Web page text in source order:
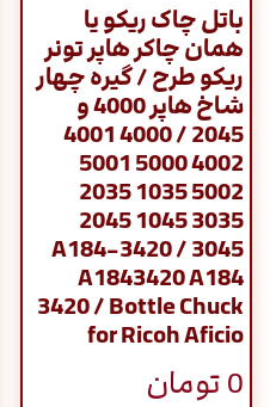
باتل چاک ریکو یا
همان چاکر هاپر تونر
ریکو طرح / گیره چهار
شاخ هاپر 4000 و
2045 / 4000 4001
4002 5000 5001
5002 1035 2035
3035 1045 2045
3045 / A184-3420
A1843420 A184
3420 / Bottle Chuck
for Ricoh Aficio
0تومان